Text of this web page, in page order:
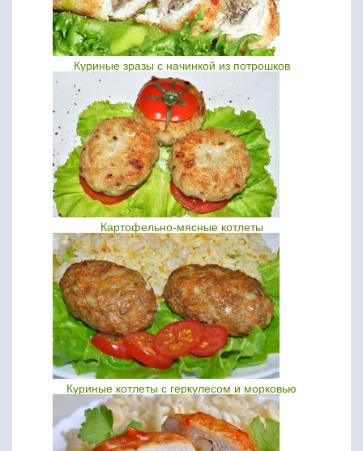
Куриные зразы с начинкой из потрошков
Картофельно-мясные котлеты
Куриные котлеты с геркулесом и морковью